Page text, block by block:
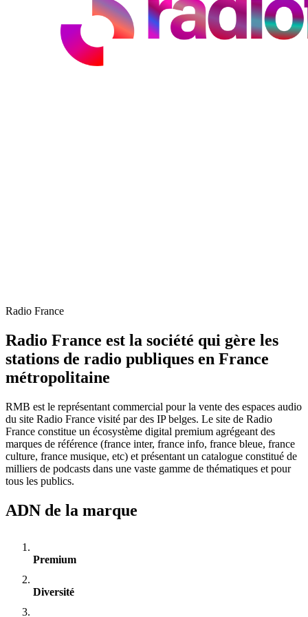
Radio France
Radio France est la société qui gère les
stations de radio publiques en France
métropolitaine
RMB est le représentant commercial pour la vente des espaces audio
du site Radio France visité par des IP belges. Le site de Radio
France constitue un écosystème digital premium agrégeant des
marques de référence (france inter, france info, france bleue, france
culture, france musique, etc) et présentant un catalogue constitué de
milliers de podcasts dans une vaste gamme de thématiques et pour
tous les publics.
ADN de la marque
Premium
Diversité